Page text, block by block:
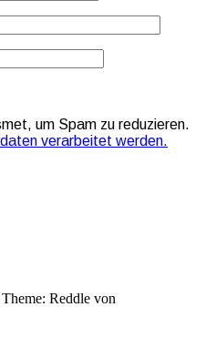
um Spam zu reduzieren.
verarbeitet werden.
Theme: Reddle von